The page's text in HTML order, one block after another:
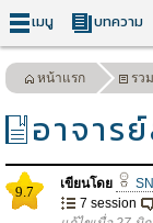
เมนู บทความ
หน้าแรก รว
อาจาร
9.7 เขียนโดย
7 session